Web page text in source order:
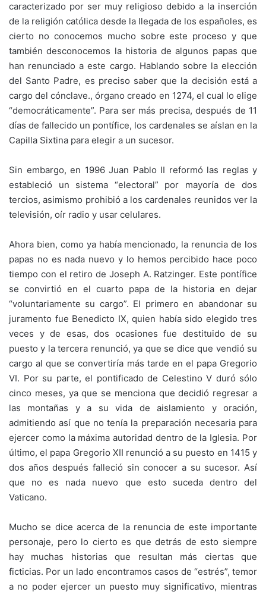
caracterizado por ser muy religioso debido a la inserción
de la religión católica desde la llegada de los españoles, es
cierto no conocemos mucho sobre este proceso y que
también desconocemos la historia de algunos papas que
han renunciado a este cargo. Hablando sobre la elección
del Santo Padre, es preciso saber que la decisión está a
cargo del cónclave., órgano creado en 1274, el cual lo elige
“democráticamente”. Para ser más precisa, después de 11
días de fallecido un pontífice, los cardenales se aíslan en la
Capilla Sixtina para elegir a un sucesor.
Sin embargo, en 1996 Juan Pablo II reformó las reglas y
estableció un sistema “electoral” por mayoría de dos
tercios, asimismo prohibió a los cardenales reunidos ver la
televisión, oír radio y usar celulares.
Ahora bien, como ya había mencionado, la renuncia de los
papas no es nada nuevo y lo hemos percibido hace poco
tiempo con el retiro de Joseph A. Ratzinger. Este pontífice
se convirtió en el cuarto papa de la historia en dejar
“voluntariamente su cargo”. El primero en abandonar su
juramento fue Benedicto IX, quien había sido elegido tres
veces y de esas, dos ocasiones fue destituido de su
puesto y la tercera renunció, ya que se dice que vendió su
cargo al que se convertiría más tarde en el papa Gregorio
VI. Por su parte, el pontificado de Celestino V duró sólo
cinco meses, ya que se menciona que decidió regresar a
las montañas y a su vida de aislamiento y oración,
admitiendo así que no tenía la preparación necesaria para
ejercer como la máxima autoridad dentro de la Iglesia. Por
último, el papa Gregorio XII renunció a su puesto en 1415 y
dos años después falleció sin conocer a su sucesor. Así
que no es nada nuevo que esto suceda dentro del
Vaticano.
Mucho se dice acerca de la renuncia de este importante
personaje, pero lo cierto es que detrás de esto siempre
hay muchas historias que resultan más ciertas que
ficticias. Por un lado encontramos casos de “estrés”, temor
a no poder ejercer un puesto muy significativo, mientras